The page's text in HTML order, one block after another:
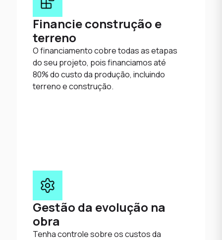
Financie construção e
terreno
O financiamento cobre todas as etapas
do seu projeto, pois financiamos até
80% do custo da produção, incluindo
terreno e construção.
Gestão da evolução na
obra
Tenha controle sobre os custos da